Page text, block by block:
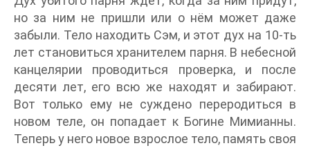
но за ним не пришли или о нём может даже
забыли. Тело находить Сэм, и этот дух на 10-ть
лет становиться хранителем парня. В небесной
канцелярии проводиться проверка, и после
десяти лет, его всю же находят и забирают.
Вот только ему не суждено переродиться в
новом теле, он попадает к Богине Мимианны.
Теперь у него новое взрослое тело, память своя